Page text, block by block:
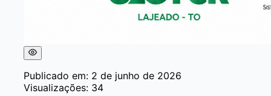
Publicado em: 2 de junho de 2026
Visualizações: 34